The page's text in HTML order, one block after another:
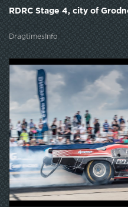
RDRC Stage 4, city of
DragtimesInfo